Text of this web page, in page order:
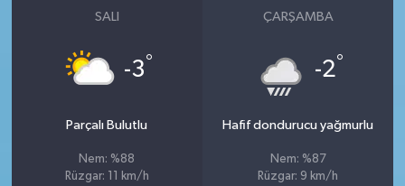
SALI
-3°
Parçalı Bulutlu
Nem: %88
Rüzgar: 11 km/h
ÇARŞAMBA
-2°
Hafif dondurucu yağmurlu
Nem: %87
Rüzgar: 9 km/h